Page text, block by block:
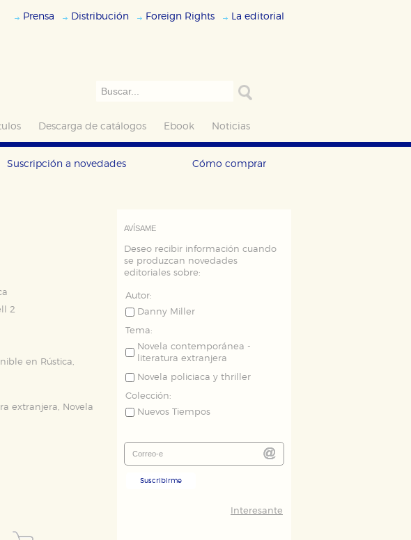
Prensa Distribución Foreign Rights La editorial
Descarga de catálogos Ebook Noticias
Suscripción a novedades Cómo comprar
2
en Rústica,
extranjera, Novela
AVÍSAME
Deseo recibir información cuando
se produzcan novedades
editoriales sobre:
Autor:
Danny Miller
Tema:
Novela contemporánea -
literatura extranjera
Novela policiaca y thriller
Colección:
Nuevos Tiempos
Suscribirme
Interesante